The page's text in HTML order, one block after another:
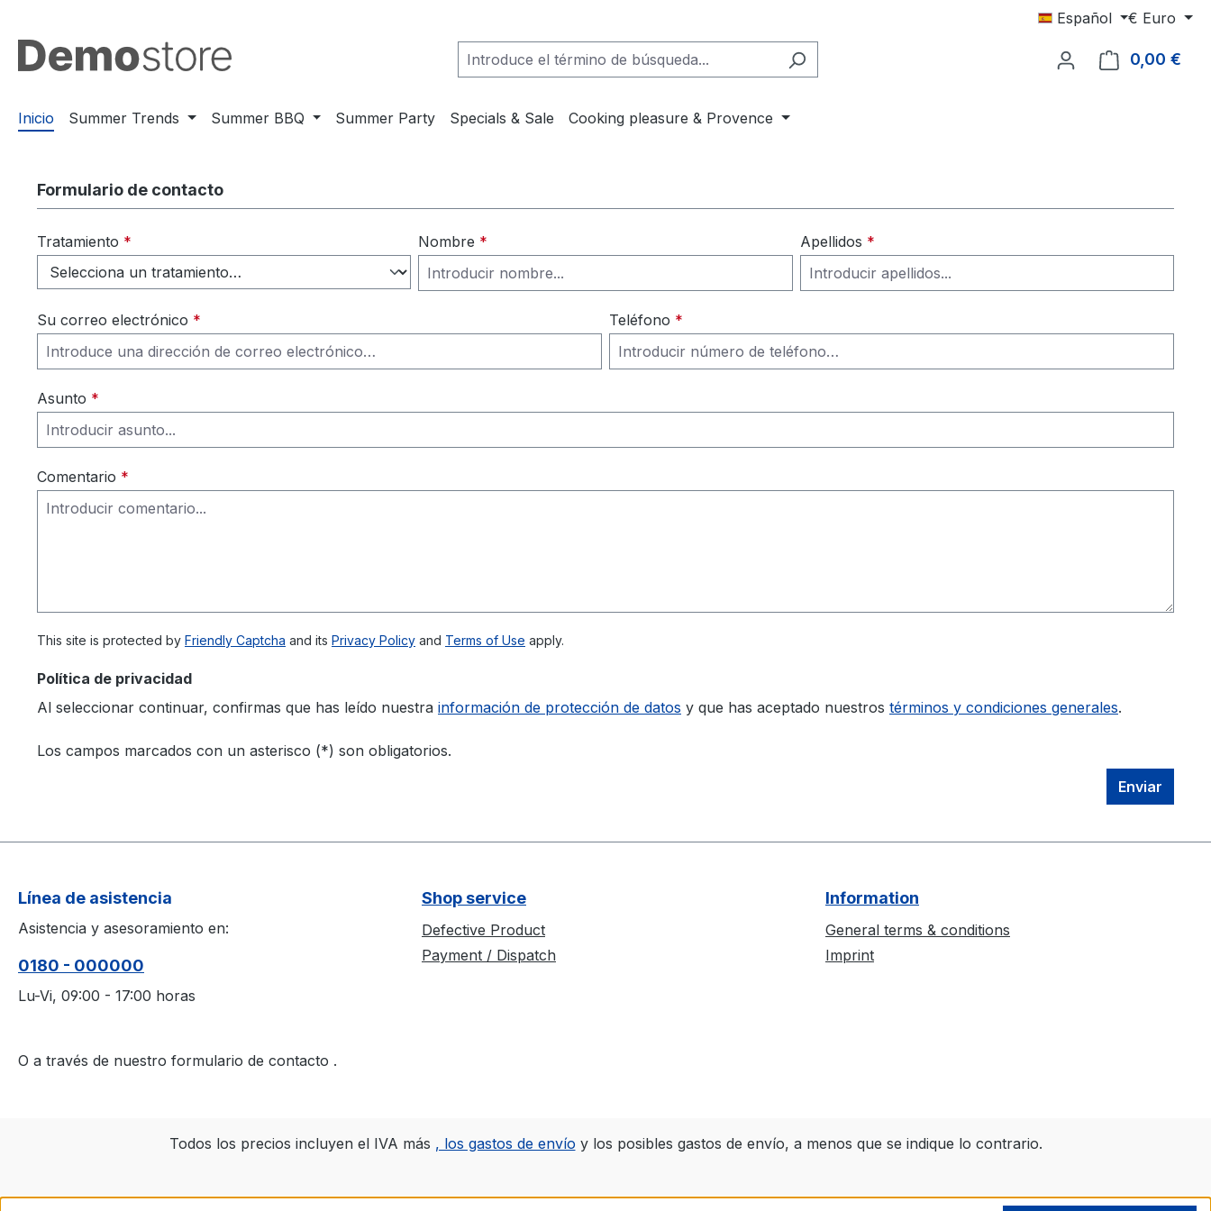
Español € Euro
0,00 €
Inicio Summer Trends Summer BBQ Summer Party Specials & Sale Cooking pleasure & Provence
Formulario de contacto
Tratamiento * Nombre * Apellidos *
Su correo electrónico * Teléfono *
Asunto *
Comentario *
This site is protected by Friendly Captcha and its Privacy Policy and Terms of Use apply.
Política de privacidad
Al seleccionar continuar, confirmas que has leído nuestra información de protección de datos y que has aceptado nuestros términos y condiciones generales.
Los campos marcados con un asterisco (*) son obligatorios.
Enviar
Línea de asistencia
Asistencia y asesoramiento en:
0180 - 000000
Lu-Vi, 09:00 - 17:00 horas
O a través de nuestro formulario de contacto .
Shop service
Defective Product
Payment / Dispatch
Information
General terms & conditions
Imprint
Todos los precios incluyen el IVA más , los gastos de envío y los posibles gastos de envío, a menos que se indique lo contrario.